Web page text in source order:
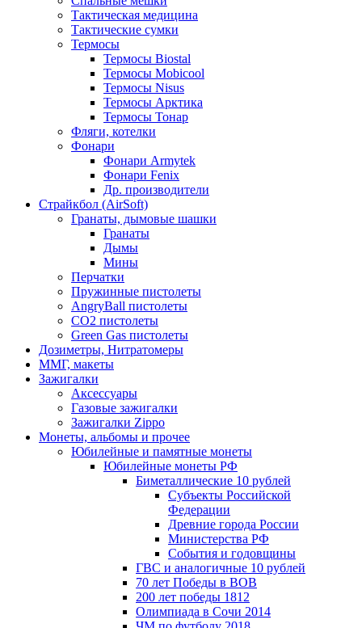
Тактическая медицина
Тактические сумки
Термосы
Термосы Biostal
Термосы Mobicool
Термосы Nisus
Термосы Арктика
Термосы Тонар
Фляги, котелки
Фонари
Фонари Armytek
Фонари Fenix
Др. производители
Страйкбол (AirSoft)
Гранаты, дымовые шашки
Гранаты
Дымы
Мины
Перчатки
Пружинные пистолеты
AngryBall пистолеты
CO2 пистолеты
Green Gas пистолеты
Дозиметры, Нитратомеры
ММГ, макеты
Зажигалки
Аксессуары
Газовые зажигалки
Зажигалки Zippo
Монеты, альбомы и прочее
Юбилейные и памятные монеты
Юбилейные монеты РФ
Биметаллические 10 рублей
Субъекты Российской
Федерации
Древние города России
Министерства РФ
События и годовщины
ГВС и аналогичные 10 рублей
70 лет Победы в ВОВ
200 лет победы 1812
Олимпиада в Сочи 2014